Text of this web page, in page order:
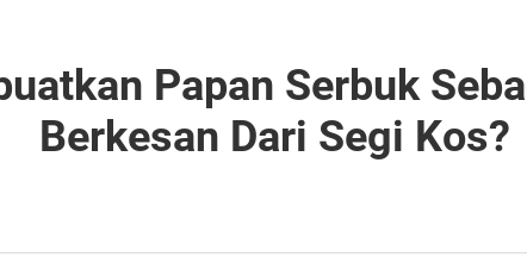
Papan Serbuk
Berkesan Dari Segi Kos?